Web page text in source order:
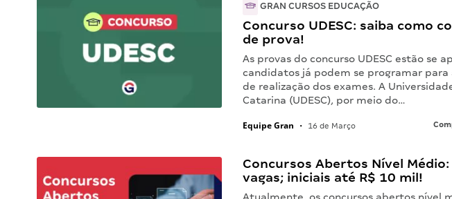
GRAN CURSOS EDUCAÇÃO
Concurso UDESC: saiba como
de prova!
As provas do concurso UDESC estão se
candidatos já podem se programar para
de realização dos exames. A
Catarina (UDESC), por meio do…
Equipe Gran • 16 de Março
Concursos Abertos Nível
vagas; iniciais até R$ 10 mil!